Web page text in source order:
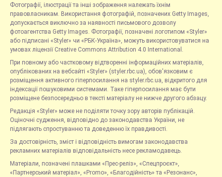
Фотографії, ілюстрації та інші зображення належать їхнім
правовласникам. Використання фотографій, позначених Getty Images,
допускається виключно за наявності письмового дозволу
фотоагентства Getty Images. Фотографії, позначені логотипом «Styler»
або підписані «Styler» чи «РБК-Україна», можуть використовуватися на
умовах ліцензії Creative Commons Attribution 4.0 International.
При повному або частковому відтворенні інформаційних матеріалів,
опублікованих на вебсайті «Styler» (styler.rbc.ua), обов'язковим є
розміщення активного гіперпосилання на styler.rbc.ua, відкритого для
індексації пошуковими системами. Таке гіперпосилання має бути
розміщене безпосередньо в тексті матеріалу не нижче другого абзацу.
Редакція «Styler» може не поділяти точку зору авторів публікацій.
Оціночні судження, відповідно до законодавства України, не
підлягають спростуванню та доведенню їх правдивості.
За достовірність, зміст і відповідність вимогам законодавства
рекламних матеріалів відповідальність несе рекламодавець.
Матеріали, позначені плашками «Прес-реліз», «Спецпроєкт»,
«Партнерський матеріал», «Promo», «Благодійність» та «Резонанс»,